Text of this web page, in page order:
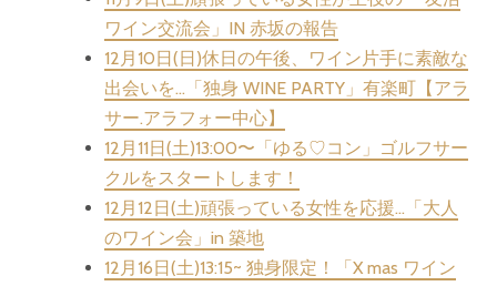
ワイン交流会」IN 赤坂の報告
12月10日(日)休日の午後、ワイン片手に素敵な
出会いを…「独身 WINE PARTY」有楽町【アラ
サー.アラフォー中心】
12月11日(土)13:00〜「ゆる♡コン」ゴルフサー
クルをスタートします！
12月12日(土)頑張っている女性を応援…「大人
のワイン会」in 築地
12月16日(土)13:15~ 独身限定！「X mas ワイン